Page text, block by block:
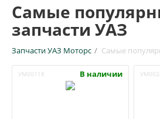
Самые
запчасти УАЗ
Запчасти УАЗ Моторс / Самые
УМ00118 В наличии